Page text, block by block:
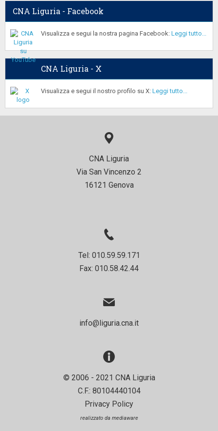
CNA Liguria - Facebook
Visualizza e segui la nostra pagina Facebook: Leggi tutto...
CNA Liguria - X
Visualizza e segui il nostro profilo su X: Leggi tutto...
CNA Liguria
Via San Vincenzo 2
16121 Genova
Tel: 010.59.59.171
Fax: 010.58.42.44
info@liguria.cna.it
© 2006 - 2021 CNA Liguria
C.F.: 80104440104
Privacy Policy
realizzato da mediaware